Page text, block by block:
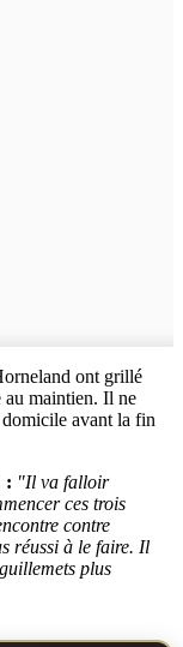
ont grillé
au maintien. Il ne
avant la fin
: "Il va falloir
ces trois
contre
réussi à le faire. Il
plus